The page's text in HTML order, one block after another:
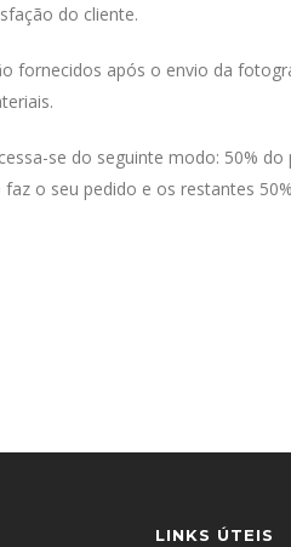
do cliente.
fornecidos após o envio da
se do seguinte modo: 50% do
o seu pedido e os restantes
LINKS ÚTEIS